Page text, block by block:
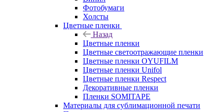
Фотобумаги
Холсты
Цветные пленки
Назад
Цветные пленки
Цветные светоотражающие пленки
Цветные пленки OYUFILM
Цветные пленки Unifol
Цветные пленки Respect
Декоративные пленки
Пленки SOMITAPE
Материалы для сублимационной печати